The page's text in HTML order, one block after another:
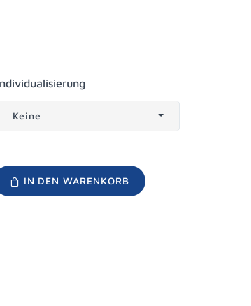
Keine
IN DEN WARENKORB